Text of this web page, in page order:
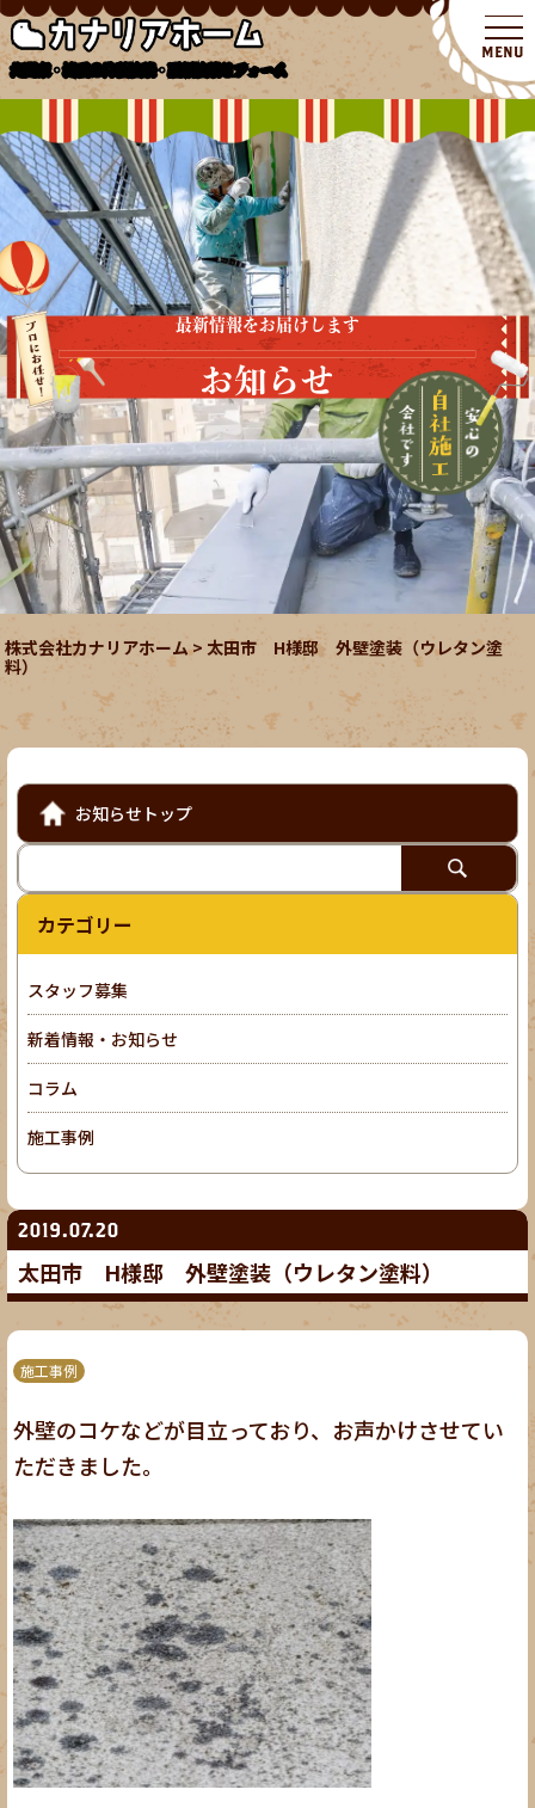
北関東・埼玉の外壁塗装・屋根塗装リフォーム
最新情報をお届けします
お知らせ
株式会社カナリアホーム>太田市 H様邸 外壁塗装（ウレタン塗
料）
2019.07.20
太田市 H様邸 外壁塗装（ウレタン塗料）
施工事例
外壁のコケなどが目立っており、お声かけさせてい
ただきました。
お知らせトップ
カテゴリー
スタッフ募集
新着情報・お知らせ
コラム
施工事例